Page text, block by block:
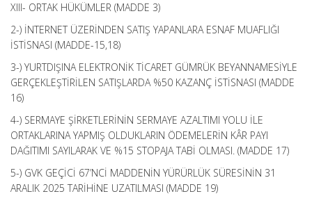
XIII- ORTAK HÜKÜMLER (MADDE 3)
2-) İNTERNET ÜZERİNDEN SATIŞ YAPANLARA ESNAF MUAFLIĞI
İSTİSNASI (MADDE-15,18)
3-) YURTDIŞINA ELEKTRONİK TİCARET GÜMRÜK BEYANNAMESİYLE
GERÇEKLEŞTİRİLEN SATIŞLARDA %50 KAZANÇ İSTİSNASI (MADDE
16)
4-) SERMAYE ŞİRKETLERİNİN SERMAYE AZALTIMI YOLU İLE
ORTAKLARINA YAPMIŞ OLDUKLARIN ÖDEMELERİN KÂR PAYI
DAĞITIMI SAYILARAK VE %15 STOPAJA TABİ OLMASI. (MADDE 17)
5-) GVK GEÇİCİ 67’NCİ MADDENİN YÜRÜRLÜK SÜRESİNİN 31
ARALIK 2025 TARİHİNE UZATILMASI (MADDE 19)